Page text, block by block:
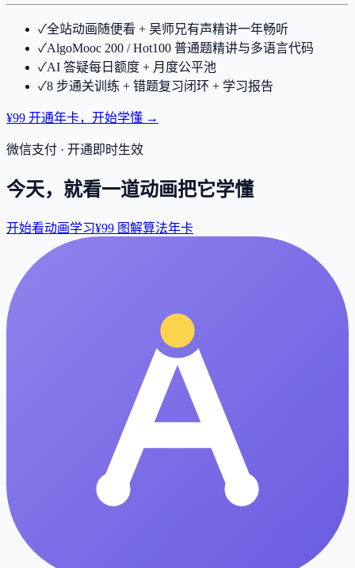
✓全站动画随便看 + 吴师兄有声精讲一年畅听
✓AlgoMooc 200 / Hot100 普通题精讲与多语言代码
✓AI 答疑每日额度 + 月度公平池
✓8 步通关训练 + 错题复习闭环 + 学习报告
¥99 开通年卡，开始学懂 →
微信支付 · 开通即时生效
今天，就看一道动画把它学懂
开始看动画学习¥99 图解算法年卡